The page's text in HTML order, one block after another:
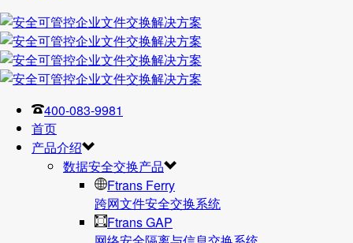
400-083-9981
首页
产品介绍
数据安全交换产品
Ftrans Ferry
跨网文件安全交换系统
Ftrans GAP